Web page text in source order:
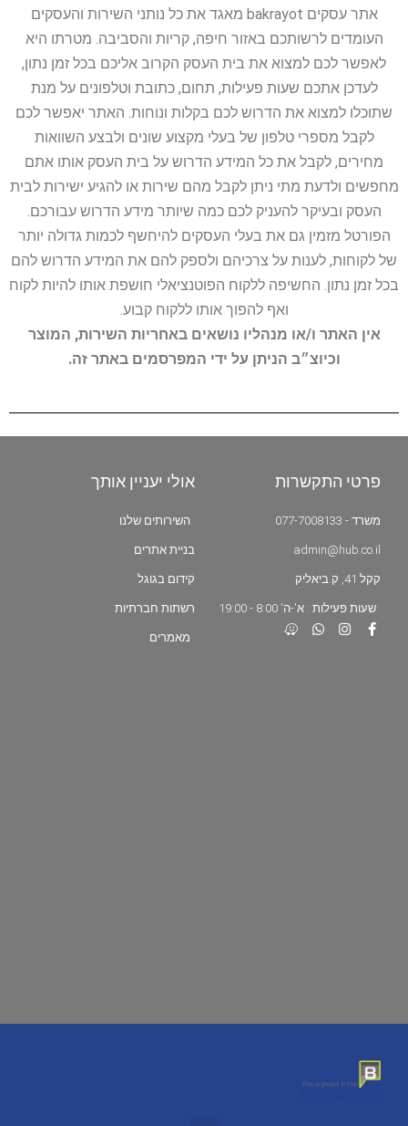
אתר עסקים bakrayot מאגד את כל נותני השירות והעסקים
העומדים לרשותכם באזור חיפה, קריות והסביבה. מטרתו היא
לאפשר לכם למצוא את בית העסק הקרוב אליכם בכל זמן נתון,
לעדכן אתכם שעות פעילות, תחום, כתובת וטלפונים על מנת
שתוכלו למצוא את הדרוש לכם בקלות ונוחות. האתר יאפשר לכם
לקבל מספרי טלפון של בעלי מקצוע שונים ולבצע השוואות
מחירים, לקבל את כל המידע הדרוש על בית העסק אותו אתם
מחפשים ולדעת מתי ניתן לקבל מהם שירות או להגיע ישירות לבית
העסק ובעיקר להעניק לכם כמה שיותר מידע הדרוש עבורכם.
הפורטל מזמין גם את בעלי העסקים להיחשף לכמות גדולה יותר
של לקוחות, לענות על צרכיהם ולספק להם את המידע הדרוש להם
בכל זמן נתון. החשיפה ללקוח הפוטנציאלי חושפת אותו להיות לקוח
ואף להפוך אותו ללקוח קבוע.
אין האתר ו/או מנהליו נושאים באחריות השירות, המוצר
וכיוצ״ב הניתן על ידי המפרסמים באתר זה.
פרטי התקשרות
משרד - 077-7008133
admin@hub.co.il
קקל 41, ק.ביאליק
שעות פעילות : א'-ה' 8:00 - 19:00
אולי יעניין אותך
השירותים שלנו
בניית אתרים
קידום בגוגל
רשתות חברתיות
מאמרים